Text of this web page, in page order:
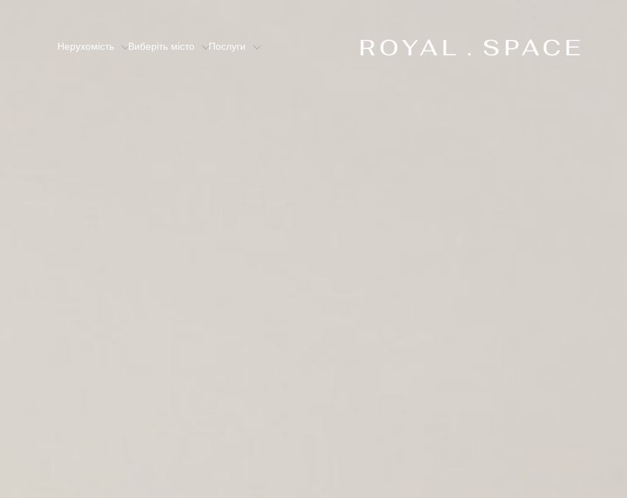
Нерухомість Виберіть місто Послуги